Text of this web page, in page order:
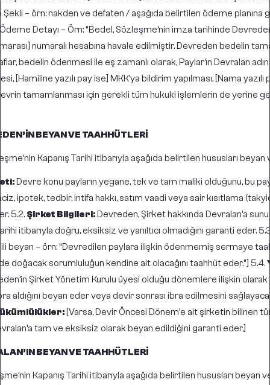
Şekli – örn: nakden ve defaten / aşağıda belirtilen ödeme
Detayı – Örn: “Bedel, Sözleşme’nin imza tarihinde
numaralı hesabına havale edilmiştir. Devreden bedelin
bedelin ödenmesi ile eş zamanlı olarak, Paylar’ın Devralan
[Hamiline yazılı pay ise] MKK’ya bildirim yapılması, [Nama
tamamlanması için gerekli tüm hukuki işlemlerin de yerine
BEYAN VE TAAHHÜTLERİ
Kapanış Tarihi itibarıyla aşağıda belirtilen hususları
Devre konu payların yegane, tek ve tam maliki olduğunu, bu
ipotek, tedbir, intifa hakkı, satım vaadi veya sair kısıtlama
5.2. Şirket Bilgileri:Devreden, Şirket hakkında Devralan’a
itibarıyla doğru, eksiksiz ve yanıltıcı olmadığını garanti eder.
beyan – örn: “Devredilen paylara ilişkin ödenmemiş sermaye
doğacak sorumluluğun kendine ait olacağını taahhüt eder.”] 5.4.
Şirket Yönetim Kurulu üyesi olduğu dönemlere ilişkin
aldığını beyan eder veya devir sonrası ibra edilmesini
[Varsa, Devir Öncesi Dönem’e ait şirketin bilinen
tam ve eksiksiz olarak beyan edildiğini garanti eder.]
BEYAN VE TAAHHÜTLERİ
Kapanış Tarihi itibarıyla aşağıda belirtilen hususları beyan